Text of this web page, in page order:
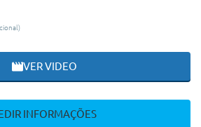
VER VIDEO
INFORMAÇÕES